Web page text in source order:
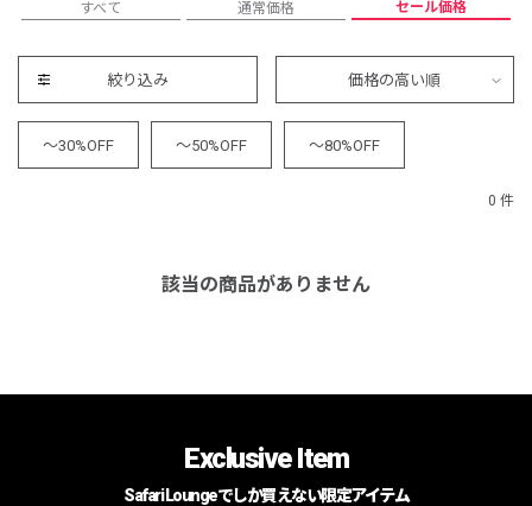
すべて 通常価格 セール価格
絞り込み 価格の高い順
～30%OFF ～50%OFF ～80%OFF
0 件
該当の商品がありません
Exclusive Item
Safari Loungeでしか買えない限定アイテム